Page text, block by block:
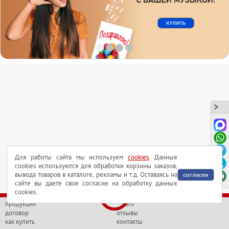
5 любыхактиваторов
на выбор;
одного
программатора;
Набор может быть интересен для тех, кто хочет протестировать
музыкальные модули в своих изделиях или там, где необходим
небольшой тираж музыкальных модулей.
продукция
договор
как купить
видео
отзывы
контакты
Для работы сайта мы используемcookies. Данные
cookies используются для обработки корзины заказов,
вывода товаров в каталоге, рекламы и т.д. Оставаясь на
сайте вы даете свое согласие на обработку данных
cookies.
согласен